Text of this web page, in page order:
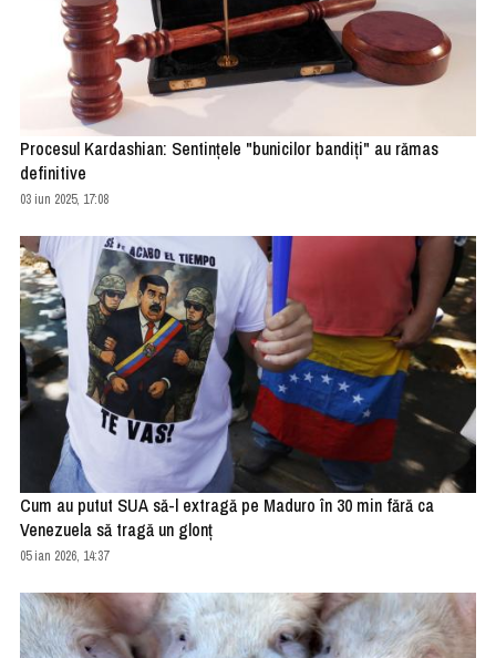
Procesul Kardashian: Sentinţele "bunicilor bandiţi" au rămas
definitive
03 iun 2025, 17:08
Cum au putut SUA să-l extragă pe Maduro în 30 min fără ca
Venezuela să tragă un glonț
05 ian 2026, 14:37